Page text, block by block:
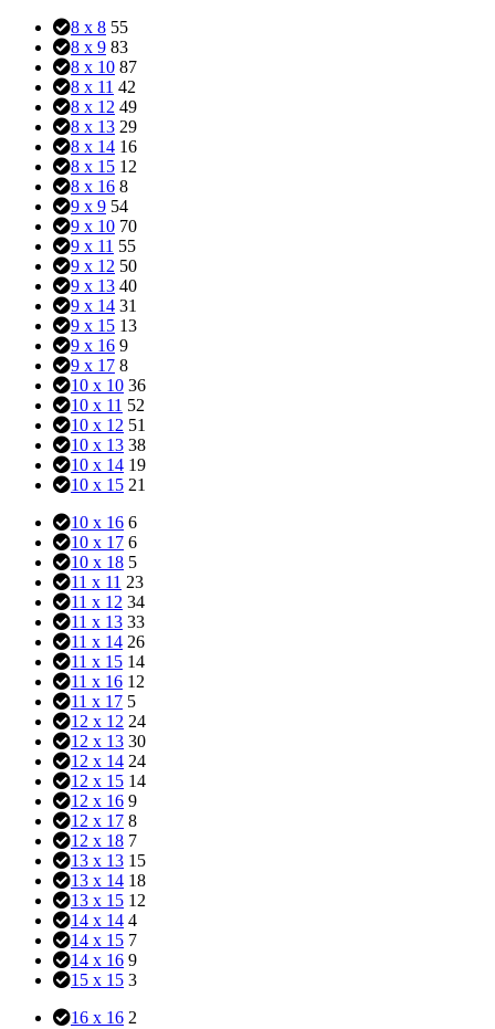
8 x 8 55
8 x 9 83
8 x 10 87
8 x 11 42
8 x 12 49
8 x 13 29
8 x 14 16
8 x 15 12
8 x 16 8
9 x 9 54
9 x 10 70
9 x 11 55
9 x 12 50
9 x 13 40
9 x 14 31
9 x 15 13
9 x 16 9
9 x 17 8
10 x 10 36
10 x 11 52
10 x 12 51
10 x 13 38
10 x 14 19
10 x 15 21
10 x 16 6
10 x 17 6
10 x 18 5
11 x 11 23
11 x 12 34
11 x 13 33
11 x 14 26
11 x 15 14
11 x 16 12
11 x 17 5
12 x 12 24
12 x 13 30
12 x 14 24
12 x 15 14
12 x 16 9
12 x 17 8
12 x 18 7
13 x 13 15
13 x 14 18
13 x 15 12
14 x 14 4
14 x 15 7
14 x 16 9
15 x 15 3
16 x 16 2